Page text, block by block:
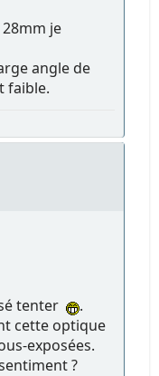
je
angle de
faible.
tenter
.
cette optique
exposées.
?